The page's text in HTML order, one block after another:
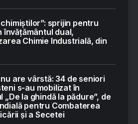
sprijin pentru
învățământul dual,
Chimie Industrială, din
are vârstă: 34 de seniori
s-au mobilizat în
„De la ghindă la pădure”, de
pentru Combaterea
și a Secetei